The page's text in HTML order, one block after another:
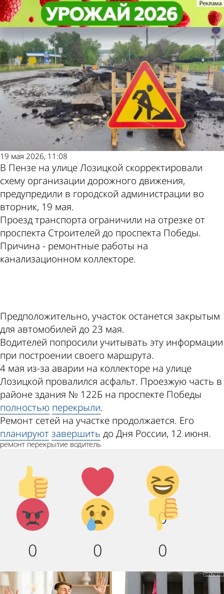
На улице Лозицкой в Пензе
изменили схему движения
Общество
19 мая 2026, 11:08
В Пензе на улице Лозицкой скорректировали
схему организации дорожного движения,
предупредили в городской администрации во
вторник, 19 мая.
Проезд транспорта ограничили на отрезке от
проспекта Строителей до проспекта Победы.
Причина - ремонтные работы на
канализационном коллекторе.
Предположительно, участок останется закрытым
для автомобилей до 23 мая.
Водителей попросили учитывать эту информации
при построении своего маршрута.
4 мая из-за аварии на коллекторе на улице
Лозицкой провалился асфальт. Проезжую часть в
районе здания № 122Б на проспекте Победы
полностью перекрыли.
Ремонт сетей на участке продолжается. Его
планируютзавершить до Дня России, 12 июня.
ремонт перекрытие водитель
Палец
вверх!
0
Лайк!
0
Дикий
смех!
0
Агрессия!
0
Грусть
:(
0
Палец
вниз!
0
На улице Лозицкой в Пензе
изменили схему движения
Общество
Другие новости по
теме
Погода и курсы
валют в Пензе